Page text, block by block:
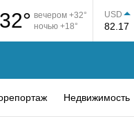
вечером +32°
ночью +18°
USD
82.17
Недвижимость